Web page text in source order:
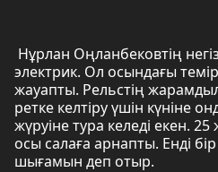
Нұрлан Оңланбековтің
электрик. Ол осындағы
жауапты. Рельстің
ретке келтіру үшін күніне
жүруіне тура келеді екен.
осы салаға арнапты. Енді
шығамын деп отыр.